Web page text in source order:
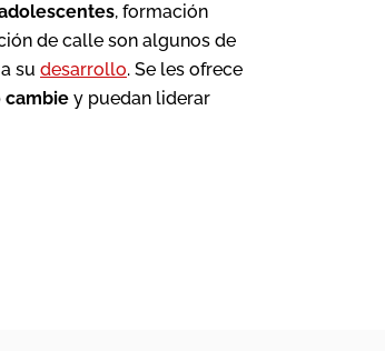
, formación
de calle son algunos de
su desarrollo. Se les ofrece
cambie y puedan liderar